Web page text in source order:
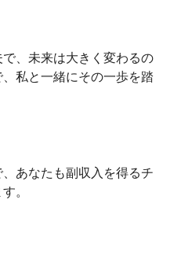
、未来は大きく変わるの
私と一緒にその一歩を踏
あなたも副収入を得るチ
。